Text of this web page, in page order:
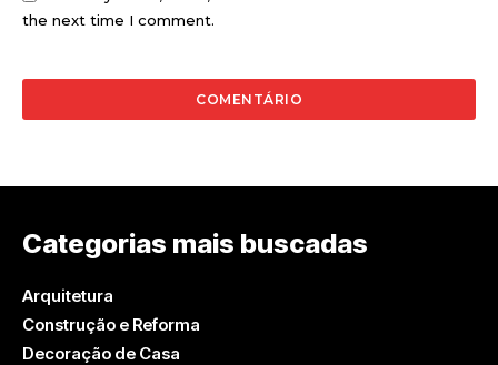
the next time I comment.
Categorias mais buscadas
Arquitetura
Construção e Reforma
Decoração de Casa